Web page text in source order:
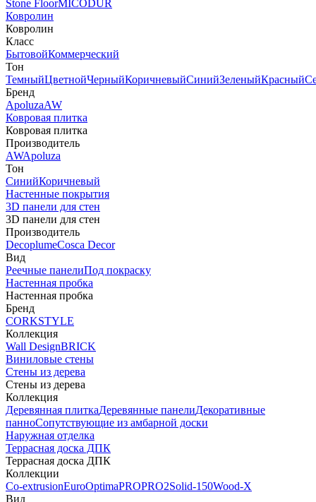
Stone FloorMICODUR
Ковролин
Ковролин
Класс
БытовойКоммерческий
Тон
ТемныйЦветнойЧерныйКоричневыйСинийЗеленыйКрасный
Бренд
ApoluzaAW
Ковровая плитка
Ковровая плитка
Производитель
AWApoluza
Тон
СинийКоричневый
Настенные покрытия
3D панели для стен
3D панели для стен
Производитель
DecoplumeCosca Decor
Вид
Реечные панелиПод покраску
Настенная пробка
Настенная пробка
Бренд
CORKSTYLE
Коллекция
Wall DesignBRICK
Виниловые стены
Стены из дерева
Стены из дерева
Коллекция
Деревянная плиткаДеревянные панелиДекоративные
панноСопутствующие из амбарной доски
Наружная отделка
Террасная доска ДПК
Террасная доска ДПК
Коллекции
Co-extrusionEuroOptimaPROPRO2Solid-150Wood-X
Вид